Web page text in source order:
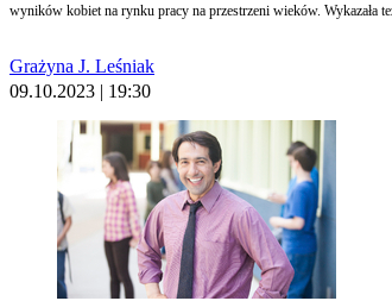
wyników kobiet na rynku pracy na przestrzeni wieków. Wykazała
Grażyna J. Leśniak
09.10.2023 | 19:30